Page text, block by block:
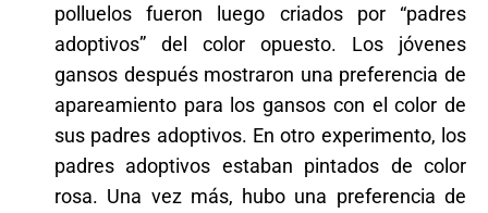
polluelos fueron luego criados por “padres
adoptivos” del color opuesto. Los jóvenes
gansos después mostraron una preferencia de
apareamiento para los gansos con el color de
sus padres adoptivos. En otro experimento, los
padres adoptivos estaban pintados de color
rosa. Una vez más, hubo una preferencia de